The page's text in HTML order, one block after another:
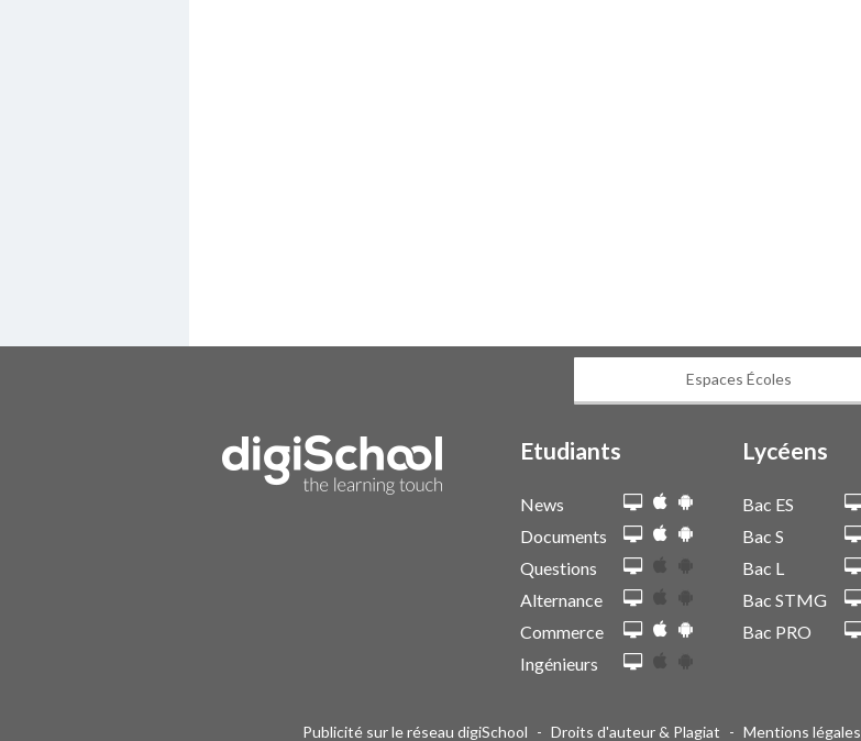
Espaces Écoles
Etudiants
News
Documents
Questions
Alternance
Commerce
Ingénieurs
Lycéens
Bac ES
Bac S
Bac L
Bac STMG
Bac PRO
Publicité sur le réseau digiSchool - Droits d'auteur & Plagiat - Mentions légales